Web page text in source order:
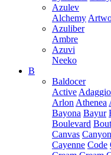
Azulev
Alchemy
Azuliber
Ambre
Azuvi
Neeko
B
Baldocer
Active Adaggio
Arlon Athenea
Bayona Bayur
Boulevard
Canvas Canyon
Cayenne Code